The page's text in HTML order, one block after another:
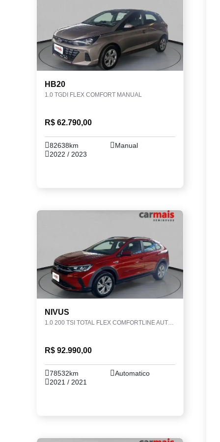
HB20
1.0 TGDI FLEX COMFORT MANUAL
R$ 62.790,00
82638km
Manual
2022 / 2023
NIVUS
1.0 200 TSI TOTAL FLEX COMFORTLINE AUTOMÁTICO
R$ 92.990,00
78532km
Automatico
2021 / 2021